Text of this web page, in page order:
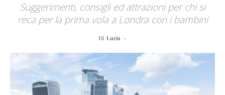
Suggerimenti, consigli ed attrazioni per chi si
reca per la prima vola a Londra con i bambini
Di Lucia -